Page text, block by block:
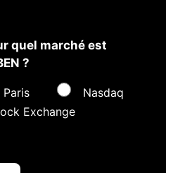
quel marché est
?
Paris
Nasdaq
Exchange